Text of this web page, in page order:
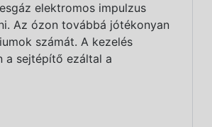
elektromos impulzus
Az ózon továbbá jótékonyan
számát. A kezelés
a sejtépítő ezáltal a